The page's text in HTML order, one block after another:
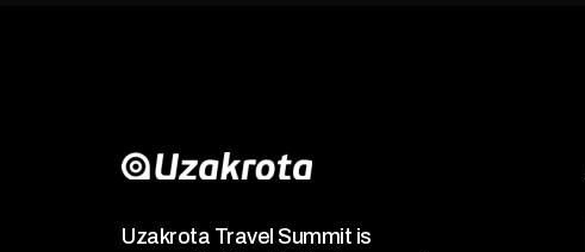
Uzakrota Travel Summit is